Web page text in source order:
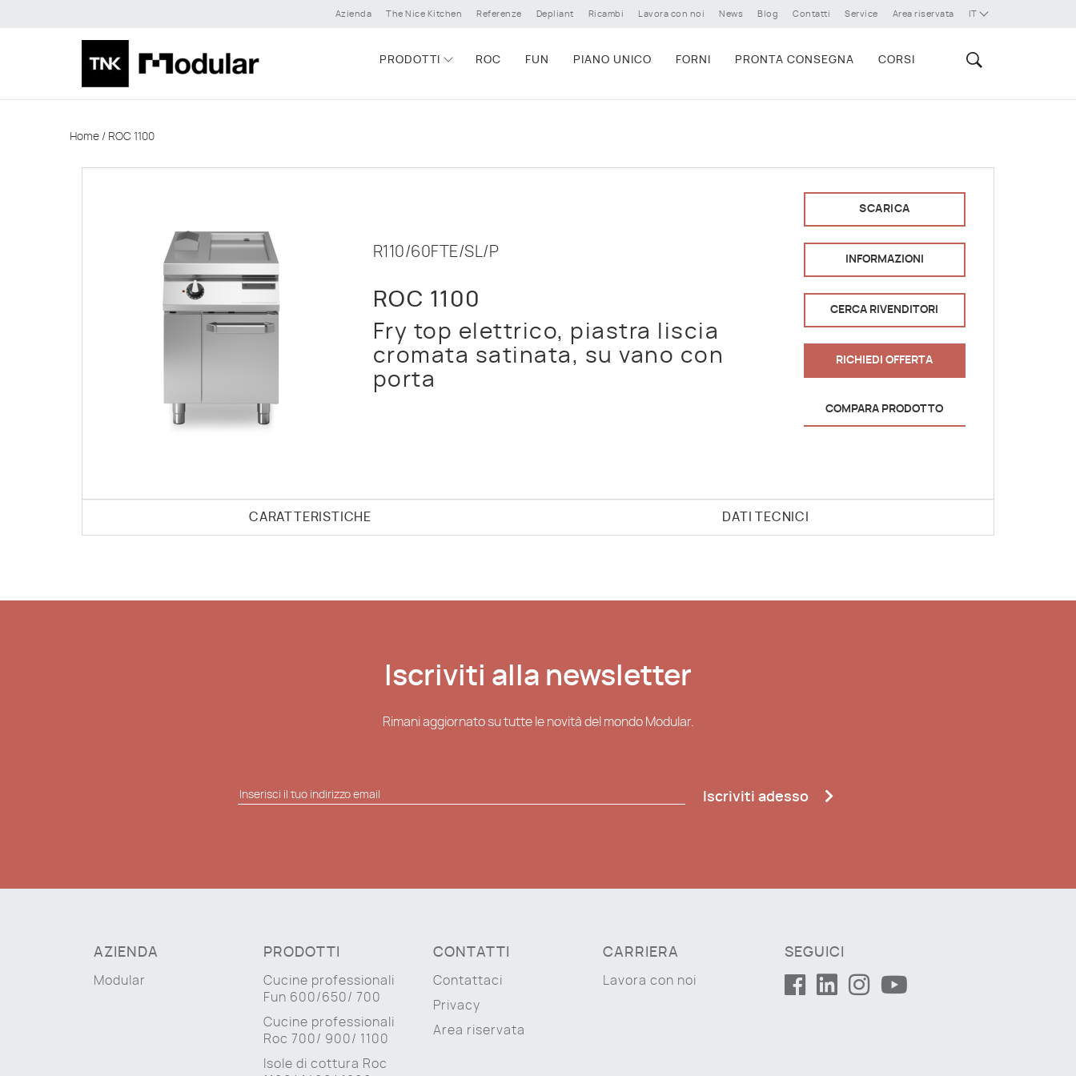
Azienda The Nice Kitchen Referenze Depliant Ricambi Lavora con noi News Blog Contatti Service Area riservata IT
PRODOTTI ROC FUN PIANO UNICO FORNI PRONTA CONSEGNA CORSI
Home / ROC 1100
R110/60FTE/SL/P
ROC 1100
Fry top elettrico, piastra liscia
cromata satinata, su vano con
porta
SCARICA
INFORMAZIONI
CERCA RIVENDITORI
RICHIEDI OFFERTA
COMPARA PRODOTTO
CARATTERISTICHE DATI TECNICI
Iscriviti alla newsletter
Rimani aggiornato su tutte le novità del mondo Modular.
Iscriviti adesso
AZIENDA
Modular
PRODOTTI
Cucine professionali
Fun 600/650/ 700
Cucine professionali
Roc 700/ 900/ 1100
Isole di cottura Roc
CONTATTI
Contattaci
Privacy
Area riservata
CARRIERA
Lavora con noi
SEGUICI